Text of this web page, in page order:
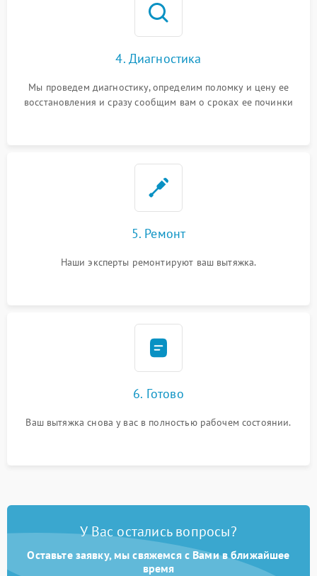
4. Диагностика
Мы проведем диагностику, определим поломку и цену ее
восстановления и сразу сообщим вам о сроках ее починки
5. Ремонт
Наши эксперты ремонтируют ваш вытяжка.
6. Готово
Ваш вытяжка снова у вас в полностью рабочем состоянии.
У Вас остались вопросы?
Оставьте заявку, мы свяжемся с Вами в ближайшее
время